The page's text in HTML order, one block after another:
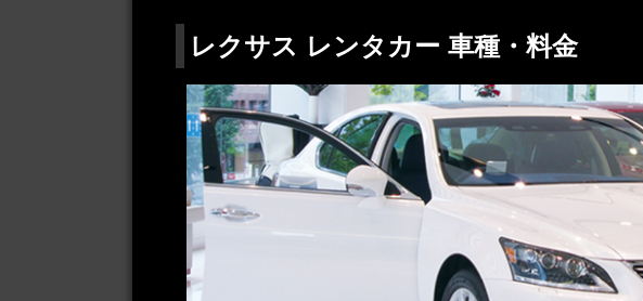
レクサス レンタカー 車種・料金